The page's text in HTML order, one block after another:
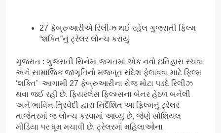
27 ફેબ્રુઆરીએ રિલીઝ થઈ રહેલ ગુજરાતી ફિલ્મ
“શક્તિ”નું ટ્રેલર લોન્ચ કરાયું
ગુજરાત : ગુજરાતી સિનેમા જગતમાં એક નવો ઇતિહાસ રચવા
અને સામાજિક જાગૃતિનો મજબૂત સંદેશ ફેલાવવા માટે ફિલ્મ
‘શક્તિ’ આગામી 27 ફેબ્રુઆરીના રોજ મોટા પડદે રિલીઝ
થવા જઈ રહી છે. ફિયરલેસ ફિલ્મ્સના બેનર હેઠળ બનેલી
અને ભાવિન ત્રિવેદી દ્વારા નિર્દેશિત આ ફિલ્મનું ટ્રેલર
તાજેતરમાં જ લોન્ચ કરવામાં આવ્યું છે, જેણે સોશિયલ
મીડિયા પર ધૂમ મચાવી છે. ટ્રેલરમાં મહિલાઓના